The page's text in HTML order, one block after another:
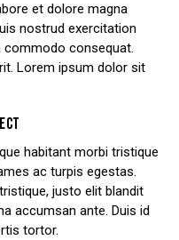
et dolore magna
nostrud exercitation
commodo consequat.
Lorem ipsum dolor sit
habitant morbi tristique
ac turpis egestas.
justo elit blandit
accumsan ante. Duis id
tortor.